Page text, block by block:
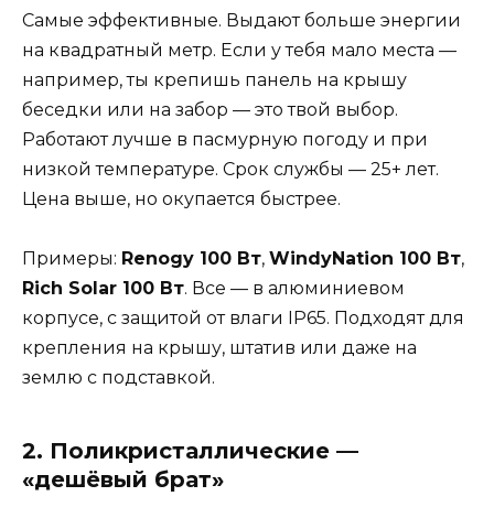
Самые эффективные. Выдают больше энергии
на квадратный метр. Если у тебя мало места —
например, ты крепишь панель на крышу
беседки или на забор — это твой выбор.
Работают лучше в пасмурную погоду и при
низкой температуре. Срок службы — 25+ лет.
Цена выше, но окупается быстрее.
Примеры: Renogy 100 Вт, WindyNation 100 Вт,
Rich Solar 100 Вт. Все — в алюминиевом
корпусе, с защитой от влаги IP65. Подходят для
крепления на крышу, штатив или даже на
землю с подставкой.
2. Поликристаллические —
«дешёвый брат»